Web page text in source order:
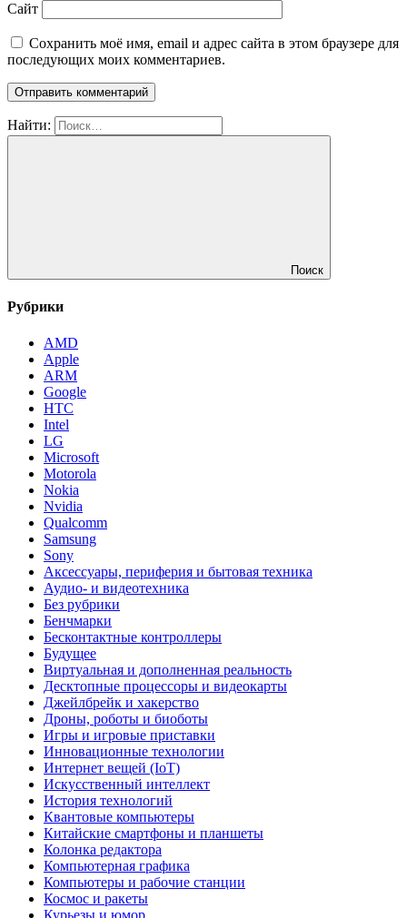
Сайт
Сохранить моё имя, email и адрес сайта в этом браузере для
последующих моих комментариев.
Найти:
Поиск
Рубрики
AMD
Apple
ARM
Google
HTC
Intel
LG
Microsoft
Motorola
Nokia
Nvidia
Qualcomm
Samsung
Sony
Аксессуары, периферия и бытовая техника
Аудио- и видеотехника
Без рубрики
Бенчмарки
Бесконтактные контроллеры
Будущее
Виртуальная и дополненная реальность
Десктопные процессоры и видеокарты
Джейлбрейк и хакерство
Дроны, роботы и биоботы
Игры и игровые приставки
Инновационные технологии
Интернет вещей (IoT)
Искусственный интеллект
История технологий
Квантовые компьютеры
Китайские смартфоны и планшеты
Колонка редактора
Компьютерная графика
Компьютеры и рабочие станции
Космос и ракеты
Курьезы и юмор